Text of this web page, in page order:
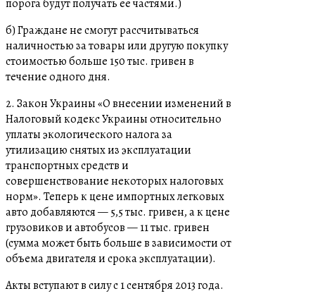
порога будут получать ее частями.)
б) Граждане не смогут рассчитываться
наличностью за товары или другую покупку
стоимостью больше 150 тыс. гривен в
течение одного дня.
2. Закон Украины «О внесении изменений в
Налоговый кодекс Украины относительно
уплаты экологического налога за
утилизацию снятых из эксплуатации
транспортных средств и
совершенствование некоторых налоговых
норм». Теперь к цене импортных легковых
авто добавляются — 5,5 тыс. гривен, а к цене
грузовиков и автобусов — 11 тыс. гривен
(сумма может быть больше в зависимости от
объема двигателя и срока эксплуатации).
Акты вступают в силу с 1 сентября 2013 года.